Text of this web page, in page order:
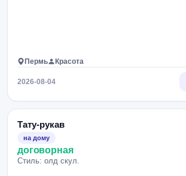
Пермь Красота
2026-08-04
Тату-рукав
на дому
договорная
Стиль: олд скул.